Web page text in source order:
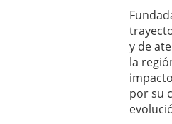
y de
la
por su